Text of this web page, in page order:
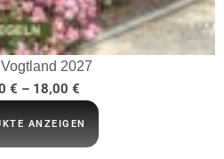
2027
€ – 18,00 €
ANZEIGEN